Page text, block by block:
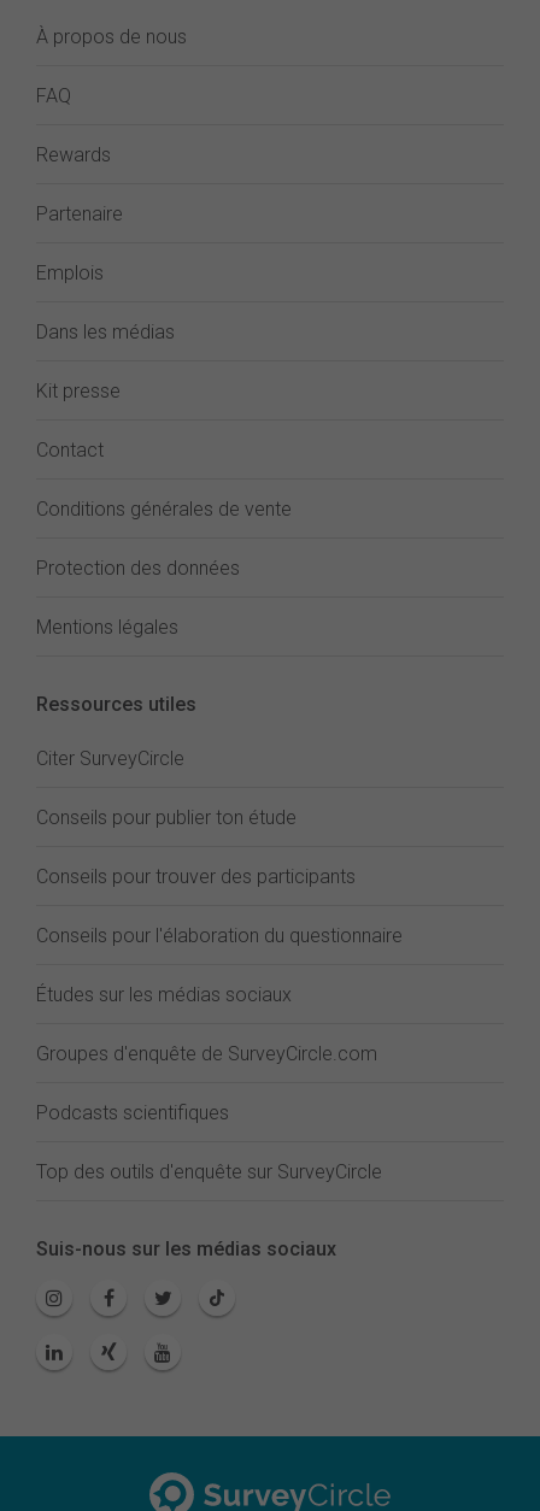
À propos de nous
FAQ
Rewards
Partenaire
Emplois
Dans les médias
Kit presse
Contact
Conditions générales de vente
Protection des données
Mentions légales
Ressources utiles
Citer SurveyCircle
Conseils pour publier ton étude
Conseils pour trouver des participants
Conseils pour l'élaboration du questionnaire
Études sur les médias sociaux
Groupes d'enquête de SurveyCircle.com
Podcasts scientifiques
Top des outils d'enquête sur SurveyCircle
Suis-nous sur les médias sociaux